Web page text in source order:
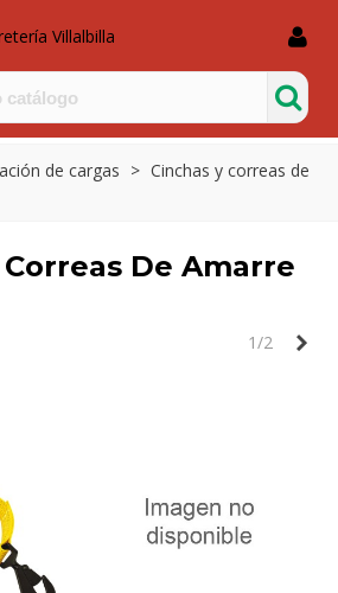
de cargas > Cinchas y correas de
Correas De Amarre
1/2